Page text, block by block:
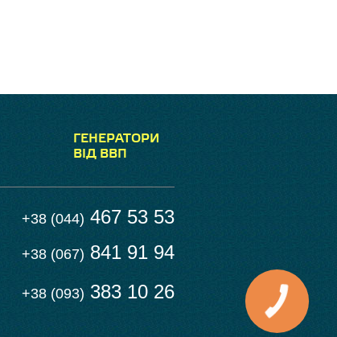
ГЕНЕРАТОРИ
ВІД ВВП
+38 (044) 467 53 53
+38 (067) 841 91 94
+38 (093) 383 10 26